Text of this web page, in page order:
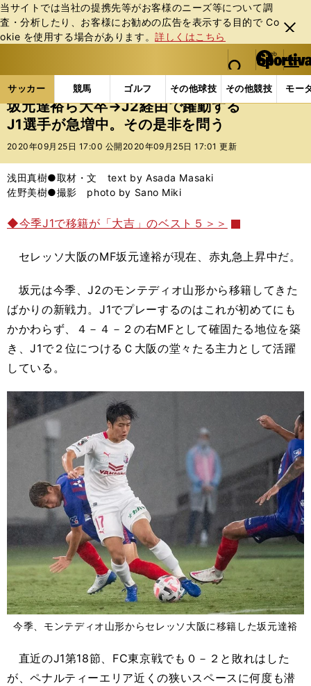
当サイトでは当社の提携先等がお客様のニーズ等について調
査・分析したり、お客様にお勧めの広告を表⽰する⽬的で Co
okie を使⽤する場合があります。詳しくはこちら
閉じ
る
web Sportiva (webスポルティーバ)
検索
マイペ
ー
ジ
メニュ
サッカー 競馬 ゴルフ その他球技 その他競技 モー
ス
ポ
ル
バ
サッカーの記事一覧 Jリーグ他 Jリーグ 坂元達
坂元達裕ら大卒→J2経由で躍動する
J1選手が急増中。その是非を問う
2020年09月25日 17:00 公開 2020年09月25日 17:01 更新
浅田真樹●取材・文 text by Asada Masaki
佐野美樹●撮影 photo by Sano Miki
◆今季J1で移籍が「大吉」のベスト５＞＞
セレッソ大阪のMF坂元達裕が現在、赤丸急上昇中だ。
坂元は今季、J2のモンテディオ山形から移籍してきた
ばかりの新戦力。J1でプレーするのはこれが初めてにも
かかわらず、４－４－２の右MFとして確固たる地位を築
き、J1で２位につけるＣ大阪の堂々たる主力として活躍
している。
今季、モンテディオ山形からセレッソ大阪に移籍した坂元達裕
直近のJ1第18節、FC東京戦でも０－２と敗れはした
が、ペナルティーエリア近くの狭いスペースに何度も潜